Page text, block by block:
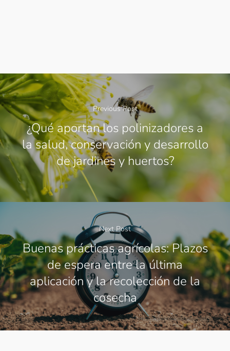
Previous Post
¿Qué aportan los polinizadores a
la salud, conservación y desarrollo
de jardines y huertos?
Next Post
Buenas prácticas agrícolas: Plazos
de espera entre la última
aplicación y la recolección de la
cosecha